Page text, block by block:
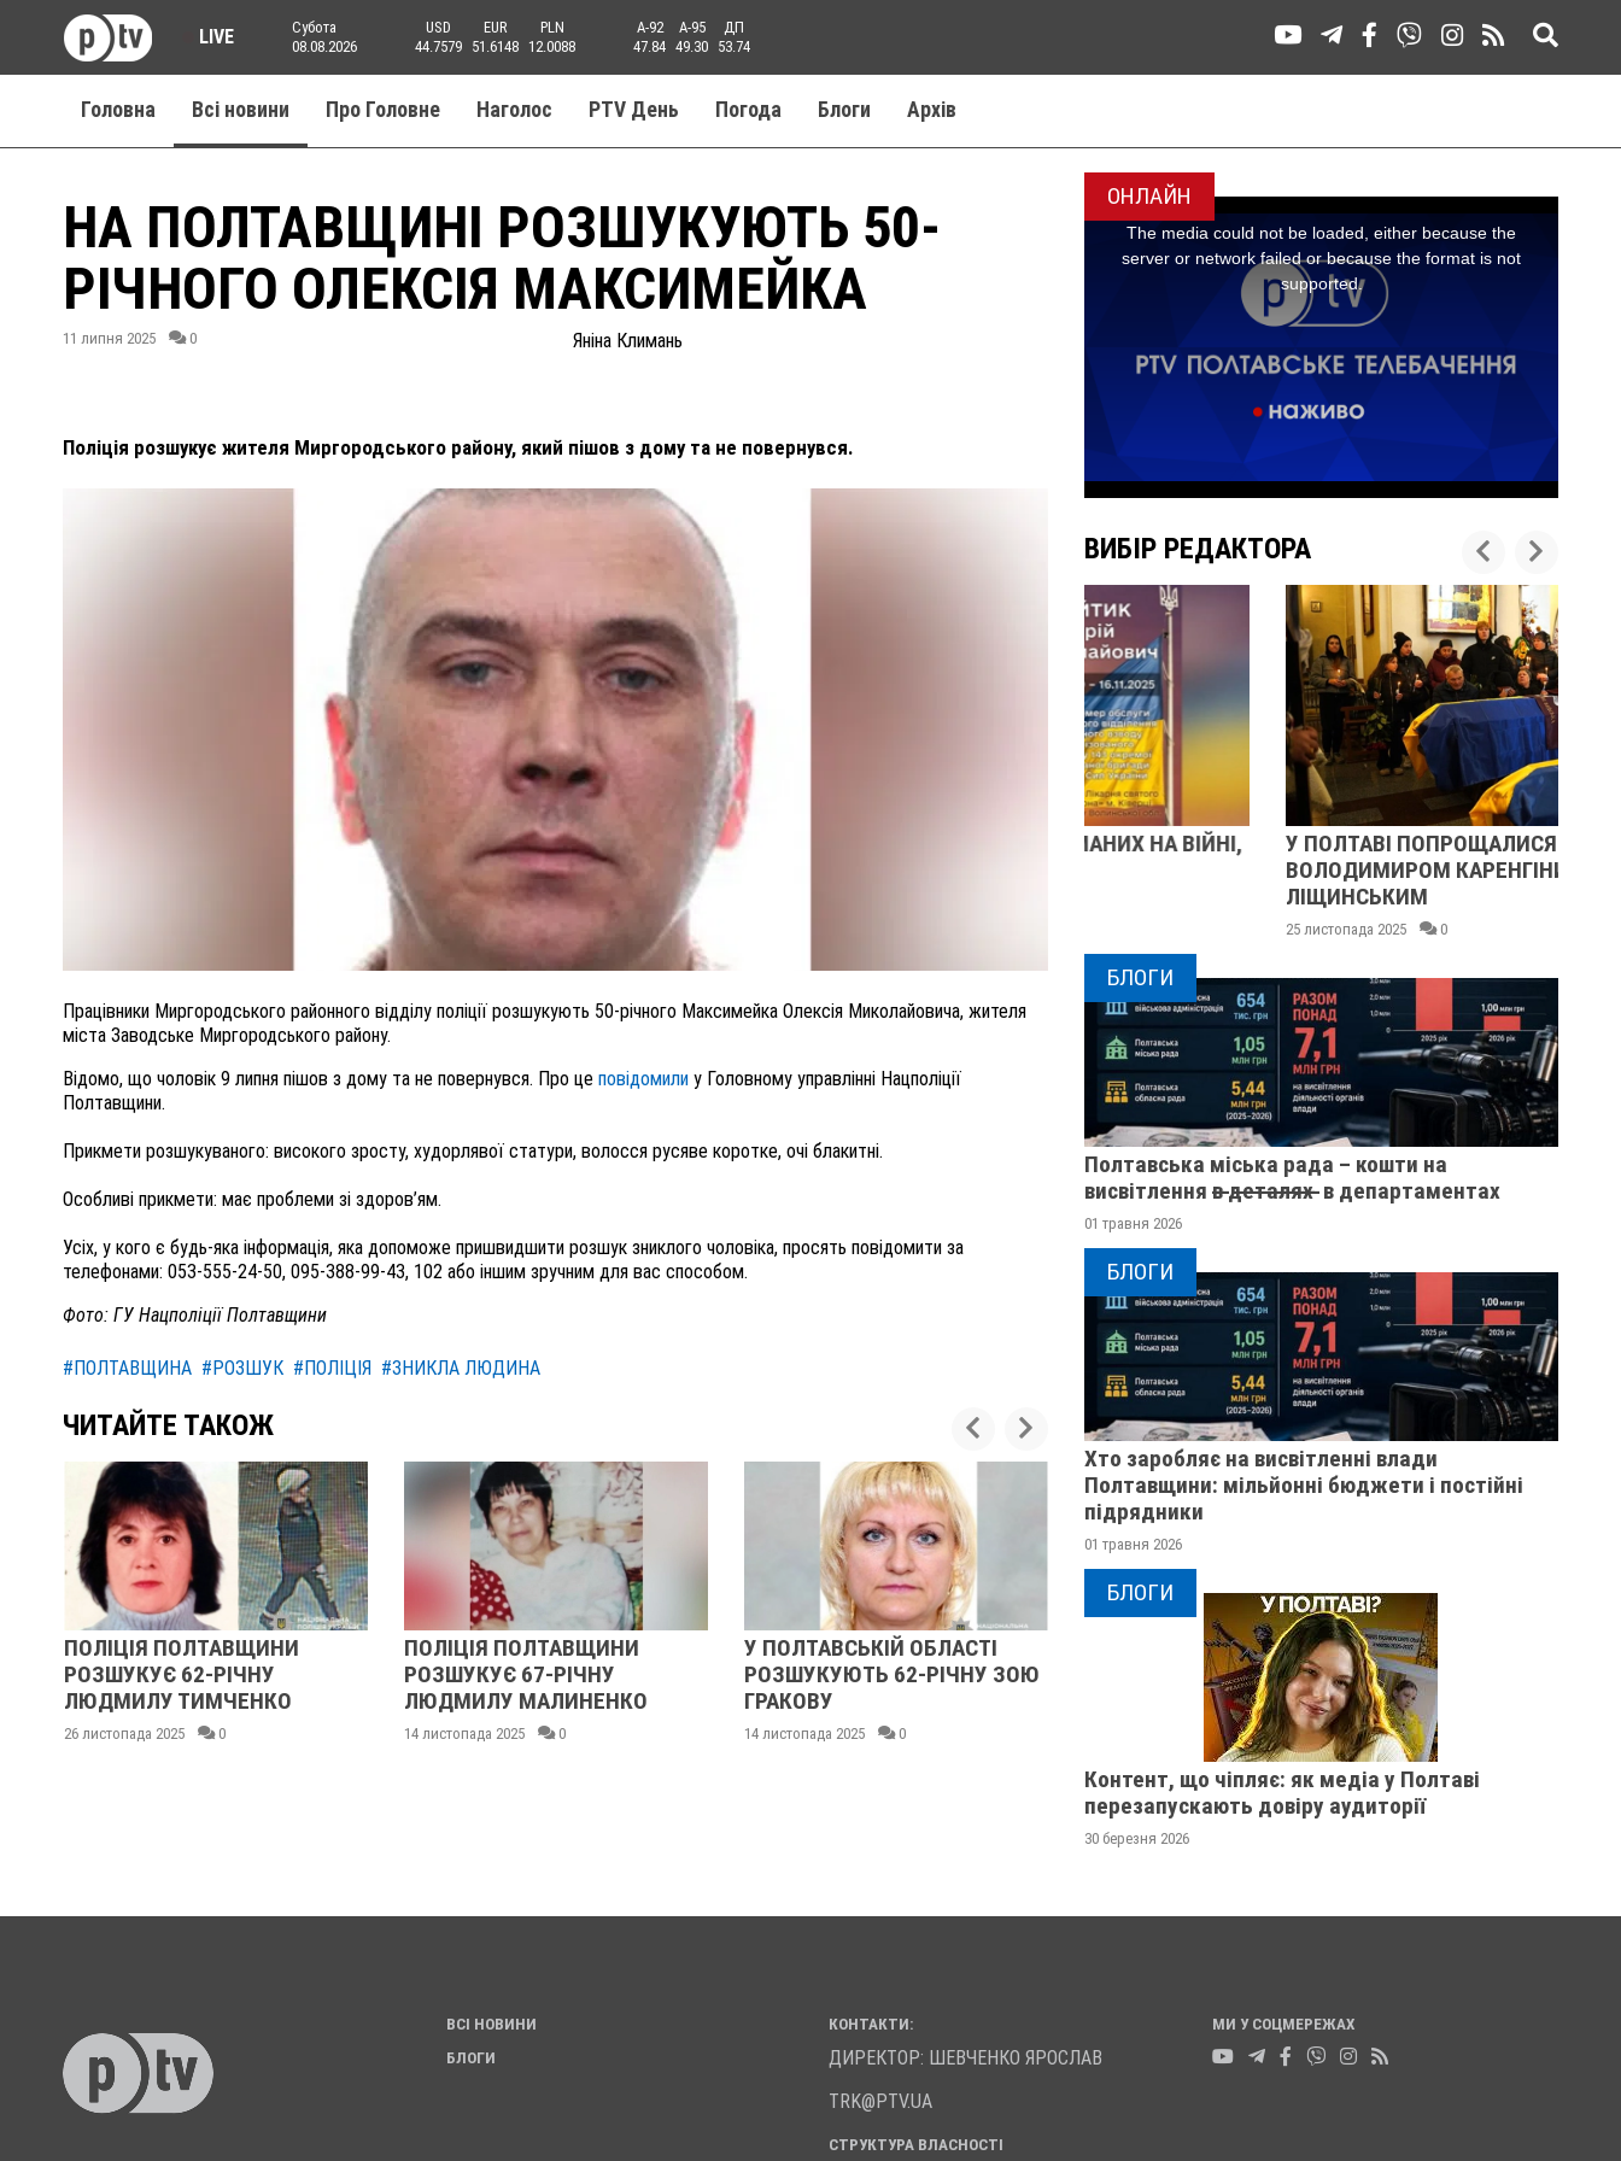
LIVE
Субота
08.08.2026
USD
44.7579
EUR
51.6148
PLN
12.0088
A-92
47.84
A-95
49.30
ДП
53.74
Головна Всі новини Про Головне Наголос PTV День Погода Блоги Aрхів
НА ПОЛТАВЩИНІ РОЗШУКУЮТЬ 50-
РІЧНОГО ОЛЕКСІЯ МАКСИМЕЙКА
11 липня 2025 0 Яніна Климань
Поліція розшукує жителя Миргородського району, який пішов з дому та не повернувся.
Працівники Миргородського районного відділу поліції розшукують 50-річного Максимейка Олексія Миколайовича, жителя
міста Заводське Миргородського району.
Відомо, що чоловік 9 липня пішов з дому та не повернувся. Про це повідомили у Головному управлінні Нацполіції
Полтавщини.
Прикмети розшукуваного: високого зросту, худорлявої статури, волосся русяве коротке, очі блакитні.
Особливі прикмети: має проблеми зі здоров’ям.
Усіх, у кого є будь-яка інформація, яка допоможе пришвидшити розшук зниклого чоловіка, просять повідомити за
телефонами: 053-555-24-50, 095-388-99-43, 102 або іншим зручним для вас способом.
Фото: ГУ Нацполіції Полтавщини
#ПОЛТАВЩИНА #РОЗШУК #ПОЛІЦІЯ #ЗНИКЛА ЛЮДИНА
ЧИТАЙТЕ ТАКОЖ
ПОЛІЦІЯ ПОЛТАВЩИНИ
РОЗШУКУЄ 62-РІЧНУ
ЛЮДМИЛУ ТИМЧЕНКО
26 листопада 2025 0
ПОЛІЦІЯ ПОЛТАВЩИНИ
РОЗШУКУЄ 67-РІЧНУ
ЛЮДМИЛУ МАЛИНЕНКО
14 листопада 2025 0
У ПОЛТАВСЬКІЙ ОБЛАСТІ
РОЗШУКУЮТЬ 62-РІЧНУ ЗОЮ
ГРАКОВУ
14 листопада 2025 0
У ПОЛТАВСЬКІЙ ОБЛАСТІ
РОЗШУКУЮТЬ 82-РІЧНУ
ГАННУ МЕРКОТАН
0
ПОЛІЦІЯ
РОЗШУКУЄ 69-
МИХАЙЛА УДОДА
12 листопада 2025
ОНЛАЙН
ВИБІР РЕДАКТОРА
ПОЛІЦІЯ ПОЛТАВЩИНИ РОЗШУКУЄ 62-РІЧНУ
ВНАСЛІДОК ПОРАНЕНЬ, ОТРИМАНИХ НА ВІЙНІ,
ПОМЕР ВОЇН ЮРІЙ ВОЙТИК
25 листопада 2025
У ПОЛТАВІ ПОПРОЩАЛИСЯ ІЗ ВІЙСЬКОВИМИ
ВОЛОДИМИРОМ КАРЕНГІНИМ ТА ОЛЕГОМ
БЛОГИ
Полтавська міська рада – кошти на
висвітлення в̶ ̶д̶е̶т̶а̶л̶я̶х̶ ̶ в департаментах
01 травня 2026
БЛОГИ
Хто заробляє на висвітленні влади
Полтавщини: мільйонні бюджети і постійні
підрядники
01 травня 2026
БЛОГИ
Контент, що чіпляє: як медіа у Полтаві
перезапускають довіру аудиторії
30 березня 2026
ВСІ НОВИНИ
БЛОГИ
КОНТАКТИ:
ДИРЕКТОР: ШЕВЧЕНКО ЯРОСЛАВ
TRK@PTV.UA
СТРУКТУРА ВЛАСНОСТІ
МИ У СОЦМЕРЕЖАХ